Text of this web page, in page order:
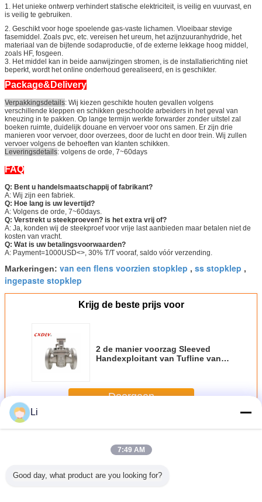
1. Het unieke ontwerp verhindert statische elektriciteit, is veilig en vuurvast, en
is veilig te gebruiken.
2. Geschikt voor hoge spoelende gas-vaste lichamen. Vloeibaar stevige
fasemiddel. Zoals pvc, etc. vereisen het ureum, het azijnzuuranhydride, het
materiaal van de bijtende sodaproductie, of de externe lekkage hoog middel,
zoals HF, fosgeen.
3. Het middel kan in beide aanwijzingen stromen, is de installatierichting niet
beperkt, wordt het online onderhoud gerealiseerd, en is geschikter.
Package&Delivery
Verpakkingsdetails: Wij kiezen geschikte houten gevallen volgens
verschillende kleppen en schikken geschoolde arbeiders in het geval van
kneuzing in te pakken. Op lange termijn werkte forwarder zonder uitstel zal
boeken ruimte, duidelijk douane en vervoer voor ons samen. Er zijn drie
manieren voor vervoer, door overzees, door de lucht en door trein. Wij zullen
vervoer volgens de behoeften van klanten schikken.
Leveringsdetails: volgens de orde, 7~60days
FAQ
Q: Bent u handelsmaatschappij of fabrikant?
A: Wij zijn een fabriek.
Q: Hoe lang is uw levertijd?
A: Volgens de orde, 7~60days.
Q: Verstrekt u steekproeven? is het extra vrij of?
A: Ja, konden wij de steekproef voor vrije last aanbieden maar betalen niet de
kosten van vracht.
Q: Wat is uw betalingsvoorwaarden?
A: Payment=1000USD<>, 30% T/T vooraf, saldo vóór verzending.
Markeringen: van een flens voorzien stopklep , ss stopklep ,
ingepaste stopklep
Krijg de beste prijs voor
2 de manier voorzag Sleeved
Handexploitant van Tufline van
flens
Doorgaan
MeerSleeved stopklep
Li
7:49 AM
Good day, what product are you looking for?